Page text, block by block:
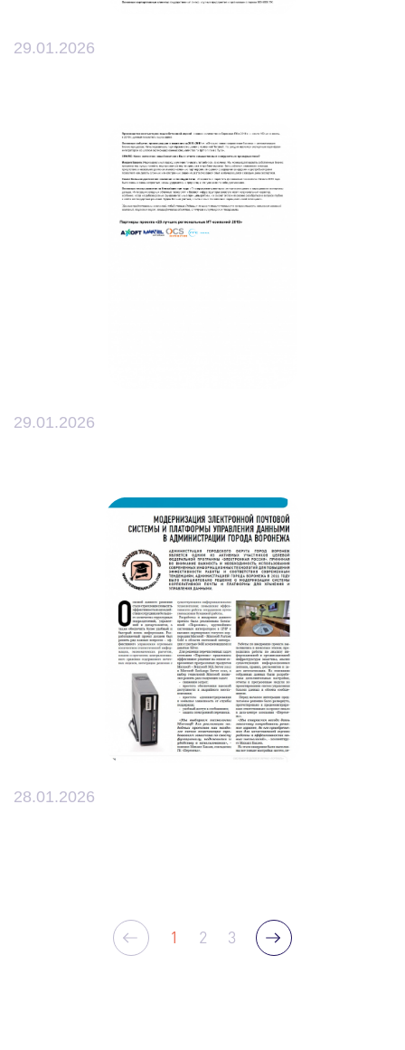
29.01.2026
29.01.2026
28.01.2026
1 2 3